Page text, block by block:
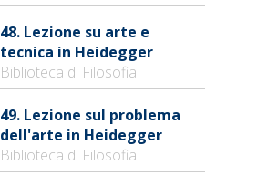
48. Lezione su arte e
tecnica in Heidegger
Biblioteca di Filosofia
49. Lezione sul problema
dell'arte in Heidegger
Biblioteca di Filosofia